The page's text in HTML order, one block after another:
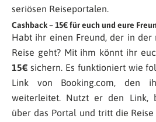
seriösen Reiseportalen.
Cashback – 15€ für euch und eure
Habt ihr einen Freund, der in der
Reise geht? Mit ihm könnt ihr
15€ sichern. Es funktioniert wie
Link von Booking.com, den
weiterleitet. Nutzt er den Link,
über das Portal und tritt die